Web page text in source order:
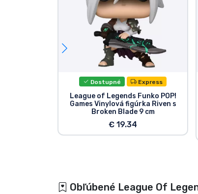
Dostupné Express
League of Legends Funko POP!
Games Vinylová figúrka Riven s
Broken Blade 9 cm
€ 19.34
Obľúbené League Of